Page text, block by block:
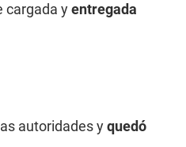
cargada yentregada
autoridades yquedó